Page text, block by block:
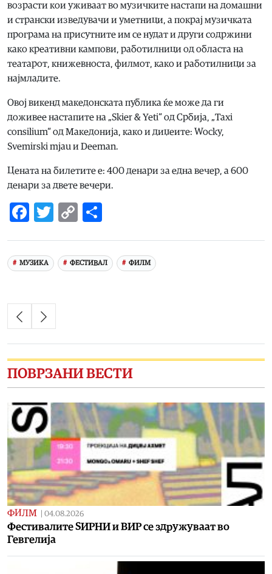
возрасти кои уживаат во музичките настапи на домашни
и странски изведувачи и уметници, а покрај музичката
програма на присутните им се нудат и други содржини
како креативни кампови, работилници од областа на
театарот, книжевноста, филмот, како и работилници за
најмладите.
Овој викенд македонската публика ќе може да ги
доживее настапите на „Skier & Yeti“ од Србија, „Taxi
consilium“ од Македонија, како и диџеите: Wocky,
Svemirski mjau и Deeman.
Цената на билетите е: 400 денари за една вечер, а 600
денари за двете вечери.
Facebook
Twitter
Copy
МУЗИКА ФЕСТИВАЛ ФИЛМ
ПОВРЗАНИ ВЕСТИ
ФИЛМ 04.08.2026
Фестивалите ЅИРНИ и ВИР се здружуваат во
Гевгелија